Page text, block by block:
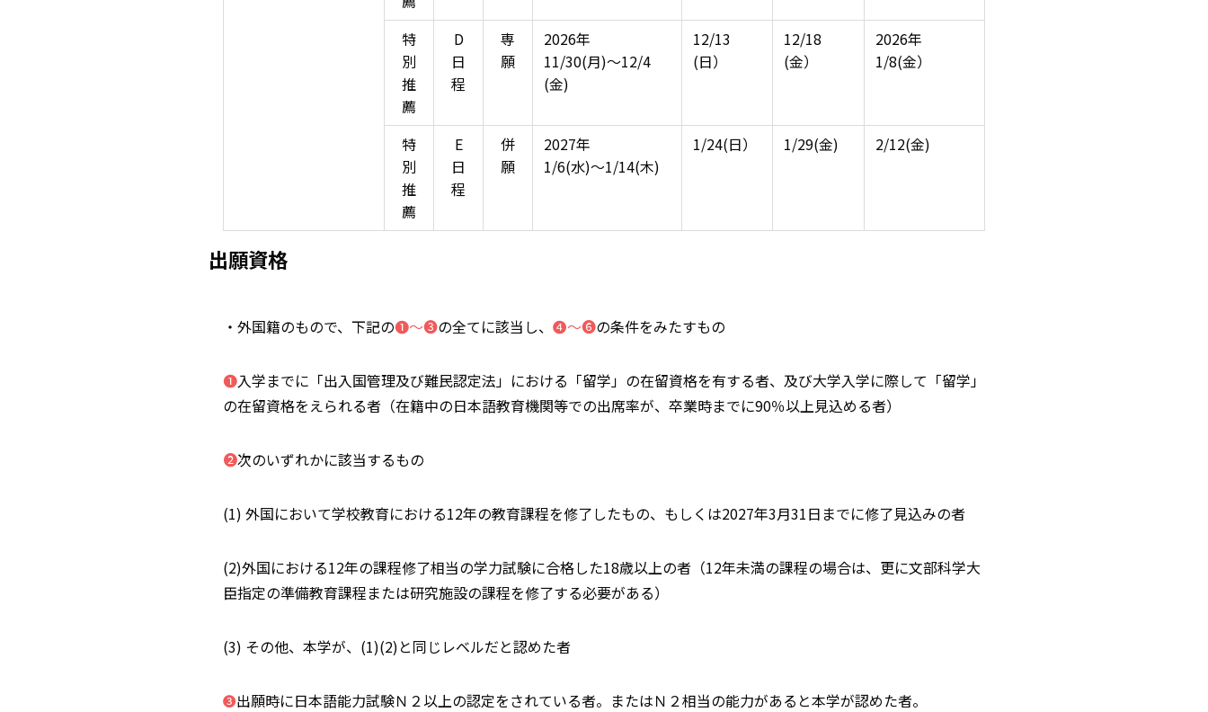
特
別
推
薦
D
日
程
専
願
2026年
11/30(月)～12/4
(金)
12/13
(日）
12/18
(金）
2026年
1/8(金）
特
別
推
薦
E
日
程
併
願
2027年
1/6(水)～1/14(木)
1/24(日） 1/29(金) 2/12(金)
出願資格
・外国籍のもので、下記の❶～❸の全てに該当し、 ❹～❻の条件をみたすもの
❶入学までに「出入国管理及び難民認定法」における「留学」の在留資格を有する者、及び大学入学に際して「留学」
の在留資格をえられる者（在籍中の日本語教育機関等での出席率が、卒業時までに90％以上見込める者）
❷次のいずれかに該当するもの
(1) 外国において学校教育における12年の教育課程を修了したもの、もしくは2027年3月31日までに修了見込みの者
(2)外国における12年の課程修了相当の学力試験に合格した18歳以上の者（12年未満の課程の場合は、更に文部科学大
臣指定の準備教育課程または研究施設の課程を修了する必要がある）
(3) その他、本学が、(1)(2)と同じレベルだと認めた者
❸出願時に日本語能力試験Ｎ２以上の認定をされている者。またはＮ２相当の能力があると本学が認めた者。